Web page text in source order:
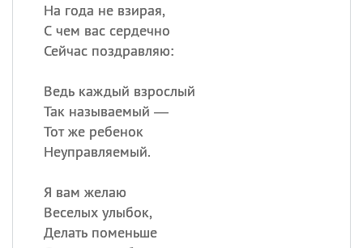
На года не взирая,
С чем вас сердечно
Сейчас поздравляю:
Ведь каждый взрослый
Так называемый —
Тот же ребенок
Неуправляемый.
Я вам желаю
Веселых улыбок,
Делать поменьше